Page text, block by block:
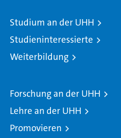
Studium an der UHH
Studieninteressierte
Weiterbildung
Forschung an der UHH
Lehre an der UHH
Promovieren